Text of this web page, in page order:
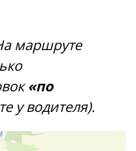
маршруте
«по
у водителя).